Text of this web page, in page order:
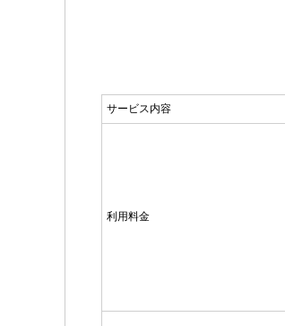
サービス内容
利用料金